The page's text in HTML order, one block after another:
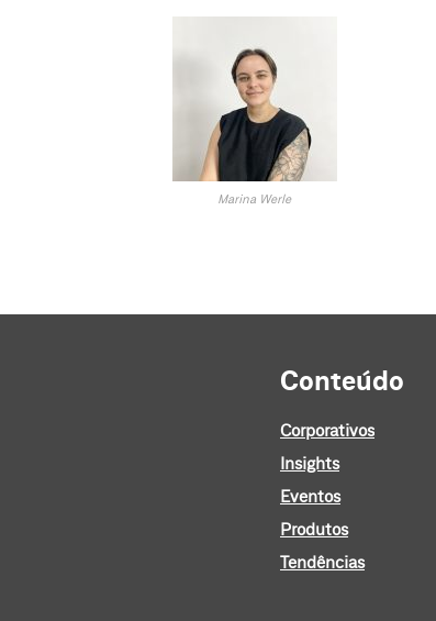
Marina Werle
Conteúdo
Corporativos
Insights
Eventos
Produtos
Tendências